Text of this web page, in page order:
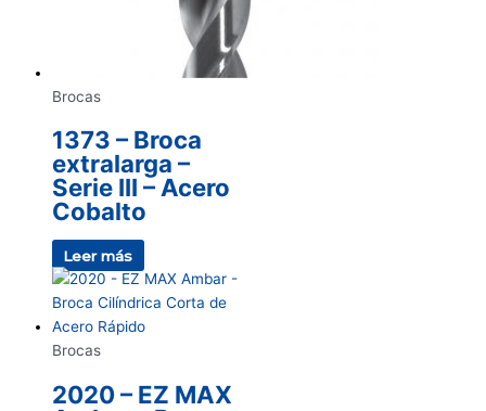
Brocas
1373 – Broca
extralarga –
Serie III – Acero
Cobalto
Leer más
Brocas
2020 – EZ MAX